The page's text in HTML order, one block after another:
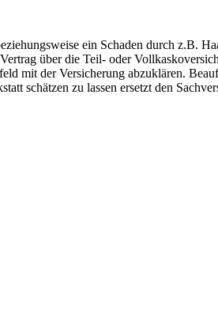
ein Schaden durch z.B.
über die Teil- oder
mit der Versicherung abzuklären.
schätzen zu lassen ersetzt den